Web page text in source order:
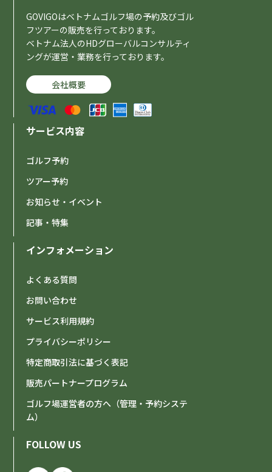
GOVIGOはベトナムゴルフ場の予約及びゴル
フツアーの販売を行っております。
ベトナム法人のHDグローバルコンサルティ
ングが運営・業務を行っております。
会社概要
サービス内容
ゴルフ予約
ツアー予約
お知らせ・イベント
記事・特集
インフォメーション
よくある質問
お問い合わせ
サービス利用規約
プライバシーポリシー
特定商取引法に基づく表記
販売パートナープログラム
ゴルフ場運営者の方へ（管理・予約システ
ム）
FOLLOW US